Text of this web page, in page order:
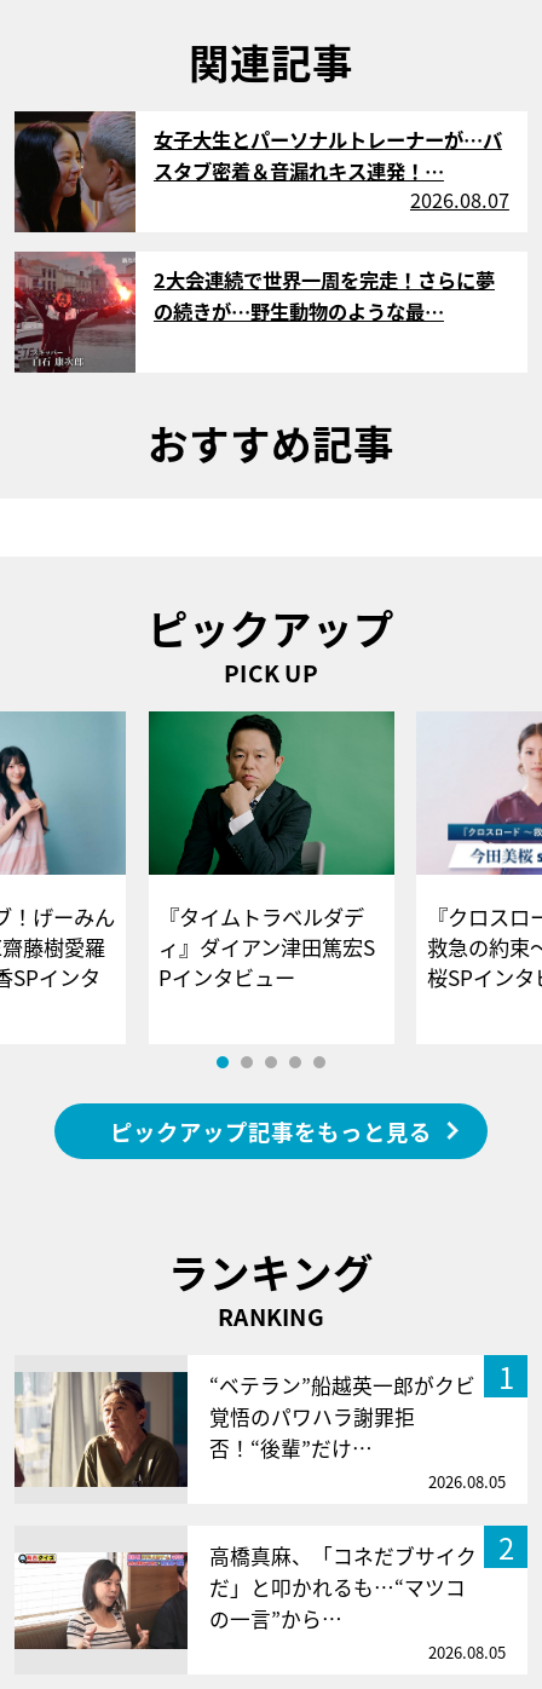
関連記事
サムネイル
女子大生とパーソナルトレーナーが…バ
スタブ密着＆音漏れキス連発！…
2026.08.07
サムネイル
2大会連続で世界一周を完走！さらに夢
の続きが…野生動物のような最…
おすすめ記事
ピックアップ
PICK UP
！げーみん
藤樹愛羅
SPインタ
『タイムトラベルダデ
ィ』ダイアン津田篤宏S
Pインタビュー
『クロス
救急の約束
桜SPイ
ピックアップ記事をもっと見る
ランキング
RANKING
1
“ベテラン”船越英一郎がクビ
覚悟のパワハラ謝罪拒
否！“後輩”だけ…
2026.08.05
2
高橋真麻、「コネだブサイク
だ」と叩かれるも…“マツコ
の一言”から…
2026.08.05